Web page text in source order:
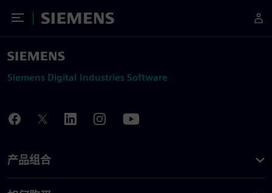
Toggle Menu
Siemens
Siemens Digital Industries Software
产品组合